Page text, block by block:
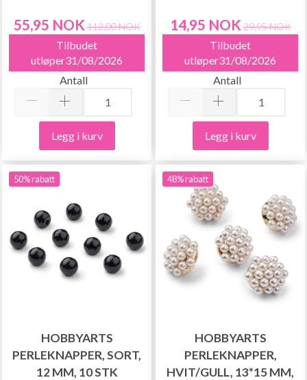
55,95 NOK 112,00 NOK
Tilbudet
utløper31/08/2026
Antall
Legg i kurv
14,95 NOK 29,95 NOK
Tilbudet
utløper31/08/2026
Antall
Legg i kurv
50% rabatt
HOBBYARTS
PERLEKNAPPER, SORT,
12 MM, 10 STK
48% rabatt
HOBBYARTS
PERLEKNAPPER,
HVIT/GULL, 13*15 MM,